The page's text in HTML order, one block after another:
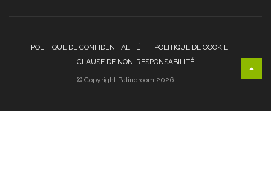
POLITIQUE DE CONFIDENTIALITÉ
POLITIQUE DE COOKIE
CLAUSE DE NON-RESPONSABILITÉ
© Copyright Palindroom 2026